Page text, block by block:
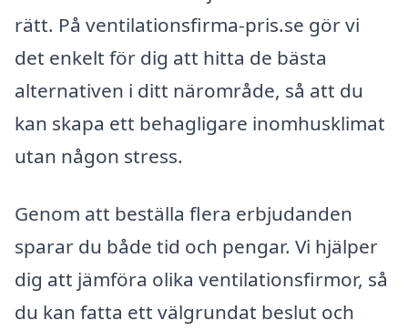
rätt. På ventilationsfirma-pris.se gör vi
det enkelt för dig att hitta de bästa
alternativen i ditt närområde, så att du
kan skapa ett behagligare inomhusklimat
utan någon stress.
Genom att beställa flera erbjudanden
sparar du både tid och pengar. Vi hjälper
dig att jämföra olika ventilationsfirmor, så
du kan fatta ett välgrundat beslut och